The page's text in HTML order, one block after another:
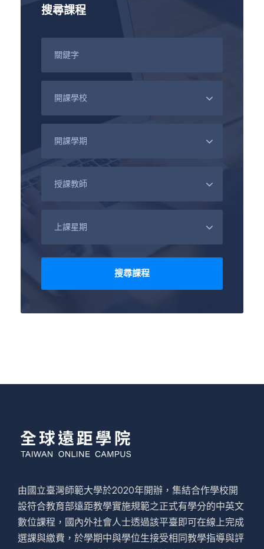
搜尋課程
由國立臺灣師範大學於2020年開辦，集結合作學校開
設符合教育部遠距教學實施規範之正式有學分的中英文
數位課程，國內外社會人士透過該平臺即可在線上完成
選課與繳費，於學期中與學位生接受相同教學指導與評